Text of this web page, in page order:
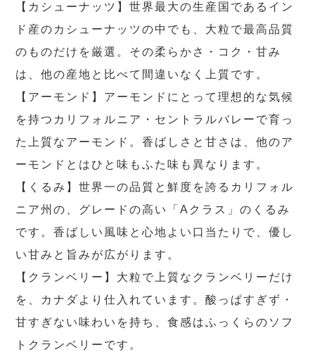
【カシューナッツ】世界最大の生産国であるイン
ド産のカシューナッツの中でも、大粒で最高品質
のものだけを厳選。その柔らかさ・コク・甘み
は、他の産地と比べて間違いなく上質です。
【アーモンド】アーモンドにとって理想的な気候
を持つカリフォルニア・セントラルバレーで育っ
た上質なアーモンド。香ばしさと甘さは、他のア
ーモンドとはひと味もふた味も異なります。
【くるみ】世界一の品質と鮮度を誇るカリフォル
ニア州の、グレードの高い「Aクラス」のくるみ
です。香ばしい風味と心地よい口当たりで、優し
い甘みと旨みが広がります。
【クランベリー】大粒で上質なクランベリーだけ
を、カナダより仕入れています。酸っぱすぎず・
甘すぎない味わいを持ち、食感はふっくらのソフ
トクランベリーです。